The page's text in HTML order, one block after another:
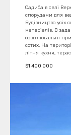
Садиба в селі
спорудами для
Будівництво усіх
матеріалів. В
освітлювальні
сотих. На
літня кухня,
$1 400 000